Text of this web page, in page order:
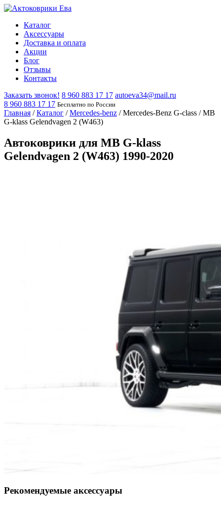
Каталог
Аксессуары
Доставка и оплата
Акции
Блог
Отзывы
Контакты
Заказать звонок! 8 960 883 17 17 autoeva34@mail.ru
8 960 883 17 17 Бесплатно по России
Главная /Каталог /Mercedes-benz /Mercedes-Benz G-class /MB
G-klass Gelendvagen 2 (W463)
Автоковрики для MB G-klass
Gelendvagen 2 (W463) 1990-2020
Рекомендуемые аксессуары